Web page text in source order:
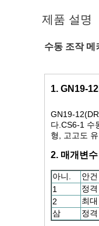
제품 설명
수동 조작 메
1. GN19-
GN19-
다.CS6-1 수
형, 고고도
2. 매개변
아니. 안건
1
정
2
최
삼
정